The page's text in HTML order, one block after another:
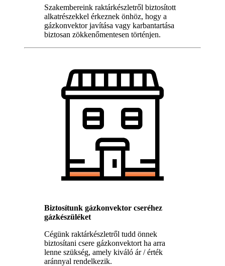
Szakembereink raktárkészletről biztosított
alkatrészekkel érkeznek önhöz, hogy a
gázkonvektor javítása vagy karbantartása
biztosan zökkenőmentesen történjen.
Biztosítunk gázkonvektor cseréhez
gázkészüléket
Cégünk raktárkészletről tudd önnek
biztosítani csere gázkonvektort ha arra
lenne szükség, amely kiváló ár / érték
aránnyal rendelkezik.